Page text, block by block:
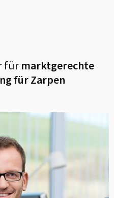
fürmarktgerechte
fürZarpen